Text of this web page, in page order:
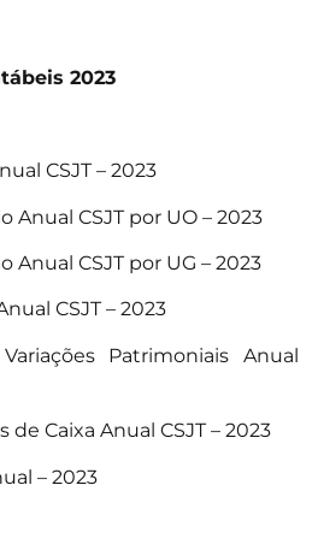
2023
CSJT – 2023
Anual CSJT por UO – 2023
Anual CSJT por UG – 2023
CSJT – 2023
Patrimoniais Anual
Caixa Anual CSJT – 2023
– 2023